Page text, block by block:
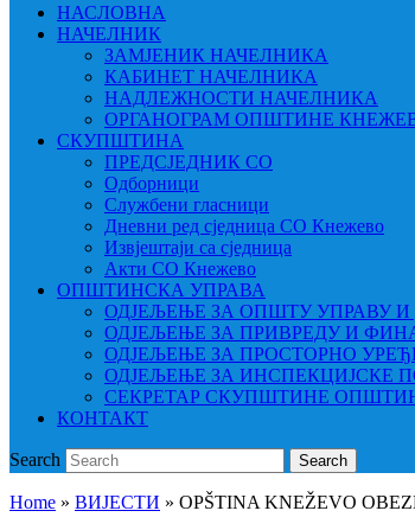
НАСЛОВНА
НАЧЕЛНИК
ЗАМЈЕНИК НАЧЕЛНИКА
КАБИНЕТ НАЧЕЛНИКА
НАДЛЕЖНОСТИ НАЧЕЛНИКА
ОРГАНОГРАМ ОПШТИНЕ
СКУПШТИНА
ПРЕДСЈЕДНИК СО
Одборници
Службени гласници
Дневни ред сједница СО Кнежево
Извјештаји са сједница
Акти СО Кнежево
ОПШТИНСКА УПРАВА
ОДЈЕЉЕЊЕ ЗА ОПШТУ УПРАВУ
ОДЈЕЉЕЊЕ ЗА ПРИВРЕДУ И
ОДЈЕЉЕЊЕ ЗА ПРОСТОРНО
ОДЈЕЉЕЊЕ ЗА ИНСПЕКЦИЈСКЕ
СЕКРЕТАР СКУПШТИНЕ
КОНТАКТ
Search Search
Home » ВИЈЕСТИ » OPŠTINA KNEŽEVO